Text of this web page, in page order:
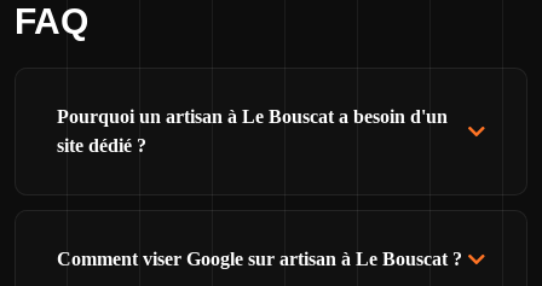
FAQ
Pourquoi un artisan à Le Bouscat a besoin d'un
site dédié ?
Comment viser Google sur artisan à Le Bouscat ?